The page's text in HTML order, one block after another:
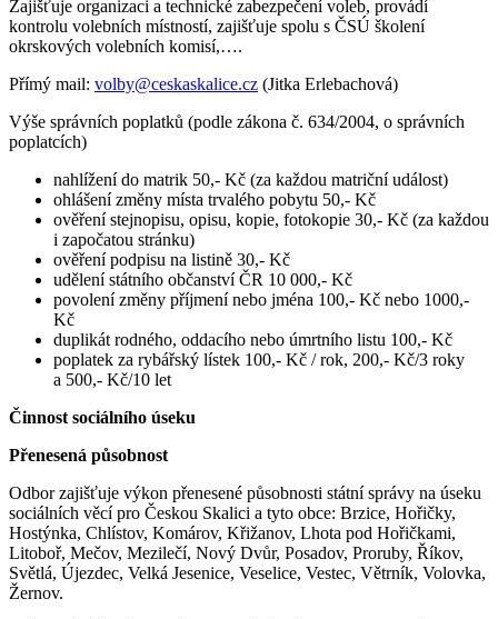
Zajišťuje organizaci a technické zabezpečení voleb, provádí
kontrolu volebních místností, zajišťuje spolu s ČSÚ školení
okrskových volebních komisí,….
Přímý mail: volby@ceskaskalice.cz (Jitka Erlebachová)
Výše správních poplatků (podle zákona č. 634/2004, o správních
poplatcích)
nahlížení do matrik 50,- Kč (za každou matriční událost)
ohlášení změny místa trvalého pobytu 50,- Kč
ověření stejnopisu, opisu, kopie, fotokopie 30,- Kč (za každou
i započatou stránku)
ověření podpisu na listině 30,- Kč
udělení státního občanství ČR 10 000,- Kč
povolení změny příjmení nebo jména 100,- Kč nebo 1000,-
Kč
duplikát rodného, oddacího nebo úmrtního listu 100,- Kč
poplatek za rybářský lístek 100,- Kč / rok, 200,- Kč/3 roky
a 500,- Kč/10 let
Činnost sociálního úseku
Přenesená působnost
Odbor zajišťuje výkon přenesené působnosti státní správy na úseku
sociálních věcí pro Českou Skalici a tyto obce: Brzice, Hořičky,
Hostýnka, Chlístov, Komárov, Křižanov, Lhota pod Hořičkami,
Litoboř, Mečov, Mezilečí, Nový Dvůr, Posadov, Proruby, Říkov,
Světlá, Újezdec, Velká Jesenice, Veselice, Vestec, Větrník, Volovka,
Žernov.